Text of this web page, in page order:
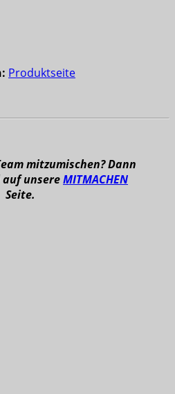
Produktseite
mitzumischen? Dann
unsereMITMACHEN
Seite.